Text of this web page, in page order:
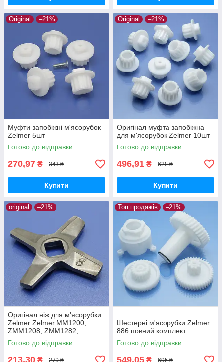
Original –21%
Муфти запобіжні м'ясорубок
Zelmer 5шт
Готово до відправки
270,97 ₴ 343 ₴
Купити
Original –21%
Оригінал муфта запобіжна
для м'ясорубок Zelmer 10шт
Готово до відправки
496,91 ₴ 629 ₴
Купити
original –21%
Оригінал ніж для м'ясорубки
Zelmer Zelmer MM1200,
ZMM1208, ZMM1282,
ZMM1283, ZMM1284,
ZMM1288, ZMM1289,
ZMM1298
Готово до відправки
213,30 ₴ 270 ₴
Топ продажів –21%
Шестерні м'ясорубки Zelmer
886 повний комплект
Готово до відправки
549,05 ₴ 695 ₴